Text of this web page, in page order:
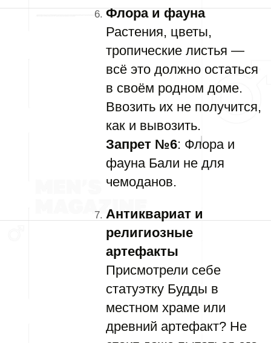
Флора и фауна
Растения, цветы,
тропические листья —
всё это должно остаться
в своём родном доме.
Ввозить их не получится,
как и вывозить.
Запрет №6: Флора и
фауна Бали не для
чемоданов.
Антиквариат и
религиозные
артефакты
Присмотрели себе
статуэтку Будды в
местном храме или
древний артефакт? Не